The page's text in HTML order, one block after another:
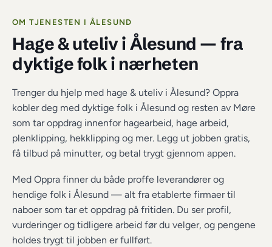
OM TJENESTEN I ÅLESUND
Hage & uteliv i Ålesund — fra
dyktige folk i nærheten
Trenger du hjelp med hage & uteliv i Ålesund? Oppra
kobler deg med dyktige folk i Ålesund og resten av Møre
som tar oppdrag innenfor hagearbeid, hage arbeid,
plenklipping, hekklipping og mer. Legg ut jobben gratis,
få tilbud på minutter, og betal trygt gjennom appen.
Med Oppra finner du både proffe leverandører og
hendige folk i Ålesund — alt fra etablerte firmaer til
naboer som tar et oppdrag på fritiden. Du ser profil,
vurderinger og tidligere arbeid før du velger, og pengene
holdes trygt til jobben er fullført.